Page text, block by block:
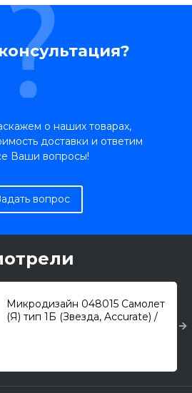
о наших товарах,
доставки и ответим
Ваши вопросы!
вопрос
Микродизайн 048015 Самолет
(Я) тип 1Б (Звезда, Accurate) /